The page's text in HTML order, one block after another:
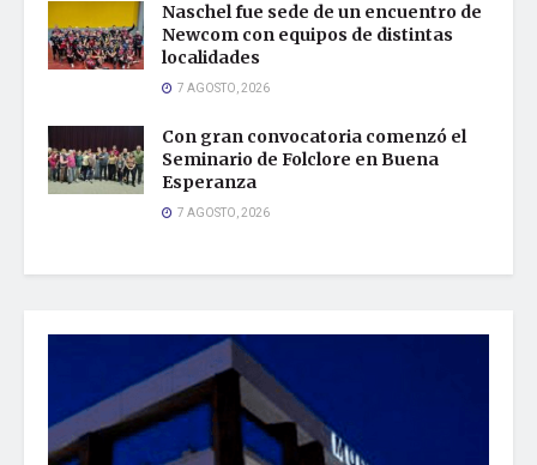
Naschel fue sede de un encuentro de
Newcom con equipos de distintas
localidades
7 AGOSTO, 2026
Con gran convocatoria comenzó el
Seminario de Folclore en Buena
Esperanza
7 AGOSTO, 2026